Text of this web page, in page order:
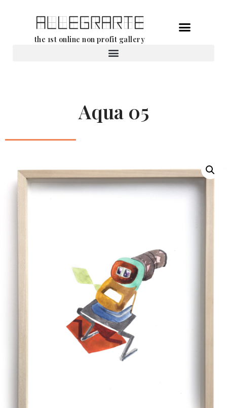
the 1st online non profit gallery
Aqua 05